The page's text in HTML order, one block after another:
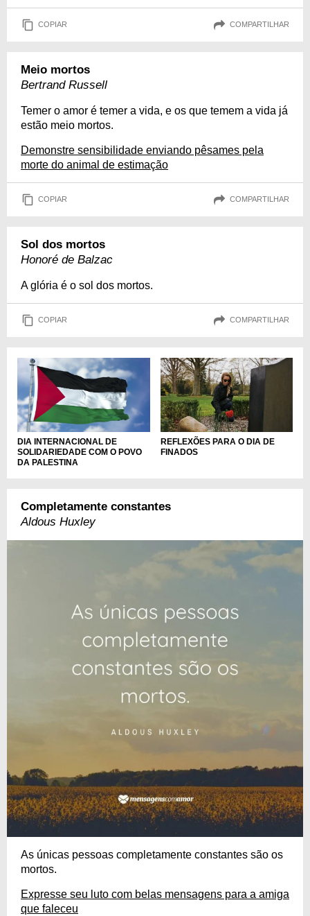
COPIAR COMPARTILHAR
Meio mortos
Bertrand Russell
Temer o amor é temer a vida, e os que temem a vida já
estão meio mortos.
Demonstre sensibilidade enviando pêsames pela
morte do animal de estimação
COPIAR COMPARTILHAR
Sol dos mortos
Honoré de Balzac
A glória é o sol dos mortos.
COPIAR COMPARTILHAR
DIA INTERNACIONAL DE
SOLIDARIEDADE COM O POVO
DA PALESTINA
REFLEXÕES PARA O DIA DE
FINADOS
Completamente constantes
Aldous Huxley
As únicas pessoas completamente constantes são os
mortos.
Expresse seu luto com belas mensagens para a amiga
que faleceu